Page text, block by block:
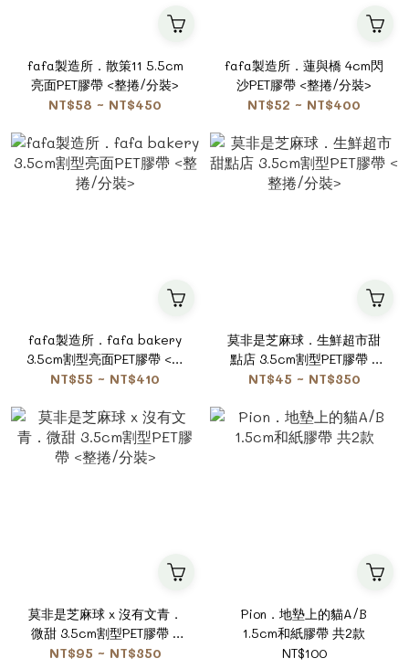
fafa製造所．散策11 5.5cm
亮面PET膠帶 <整捲/分裝>
NT$58 ~ NT$450
fafa製造所．蓮與橋 4cm閃
沙PET膠帶 <整捲/分裝>
NT$52 ~ NT$400
fafa製造所．fafa bakery
3.5cm割型亮面PET膠帶 <整
捲/分裝>
NT$55 ~ NT$410
莫非是芝麻球．生鮮超市甜
點店 3.5cm割型PET膠帶 <
整捲/分裝>
NT$45 ~ NT$350
莫非是芝麻球 x 沒有文青．
微甜 3.5cm割型PET膠帶 <
整捲/分裝>
NT$95 ~ NT$350
Pion．地墊上的貓A/B
1.5cm和紙膠帶 共2款
NT$100